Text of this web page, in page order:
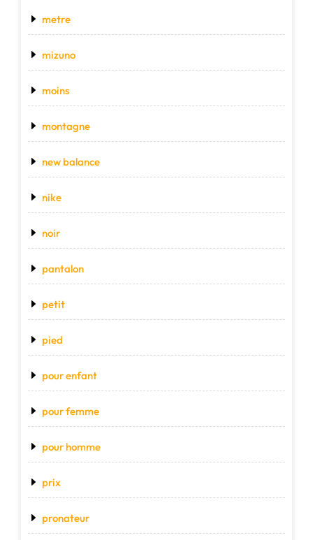
metre
mizuno
moins
montagne
new balance
nike
noir
pantalon
petit
pied
pour enfant
pour femme
pour homme
prix
pronateur